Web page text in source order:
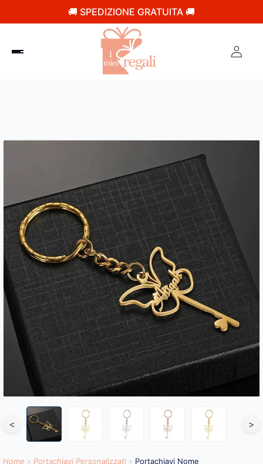
🚚 SPEDIZIONE GRATUITA 🚚
< >
Home » Portachiavi Personalizzati » Portachiavi Nome